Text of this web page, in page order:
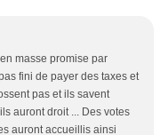
masse promise par
fini de payer des taxes et
pas et ils savent
auront droit ... Des votes
auront accueillis ainsi